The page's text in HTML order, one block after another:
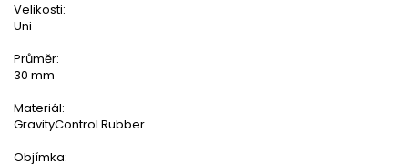
Velikosti:
Uni
Průměr:
30 mm
Materiál:
GravityControl Rubber
Objímka: